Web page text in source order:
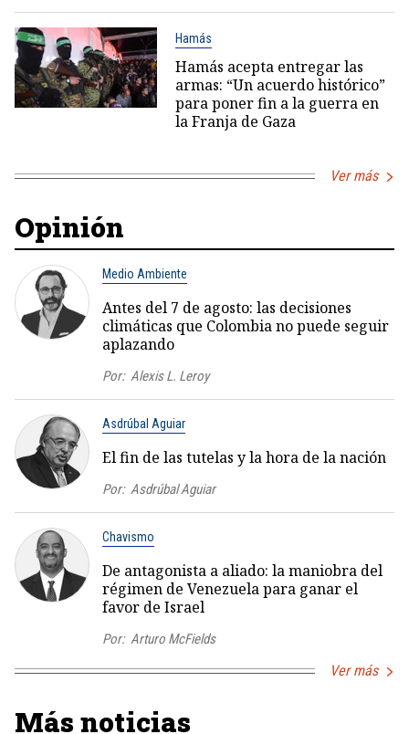
Hamás
Hamás acepta entregar las
armas: “Un acuerdo histórico”
para poner fin a la guerra en
la Franja de Gaza
Ver más
Opinión
Medio Ambiente
Antes del 7 de agosto: las decisiones
climáticas que Colombia no puede seguir
aplazando
Por: Alexis L. Leroy
Asdrúbal Aguiar
El fin de las tutelas y la hora de la nación
Por: Asdrúbal Aguiar
Chavismo
De antagonista a aliado: la maniobra del
régimen de Venezuela para ganar el
favor de Israel
Por: Arturo McFields
Ver más
Más noticias